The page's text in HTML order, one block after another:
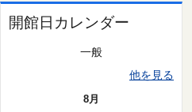
開館日カレンダー
一般
他を見る
8月